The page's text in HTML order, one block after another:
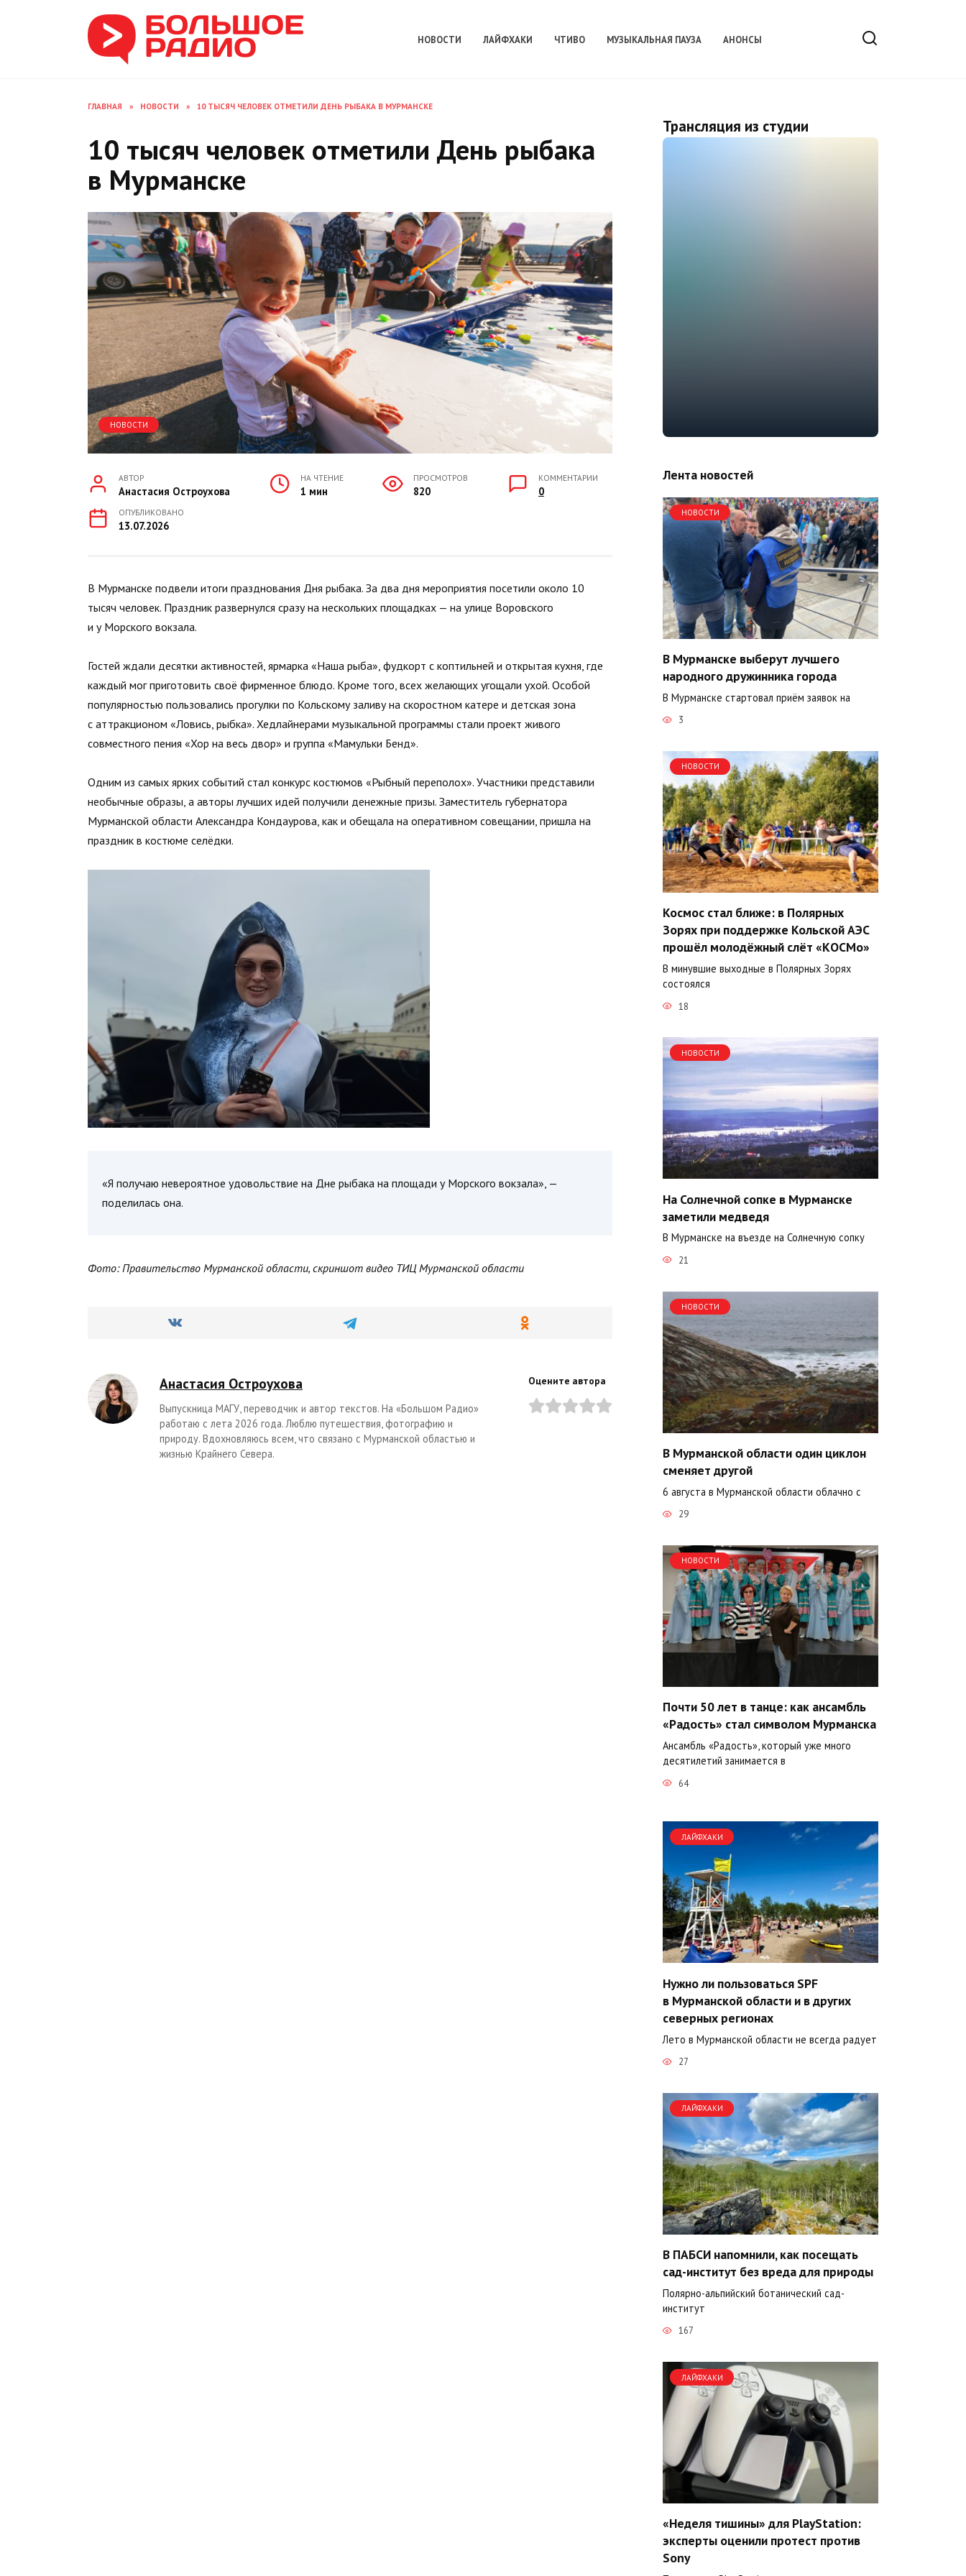
НОВОСТИ ЛАЙФХАКИ ЧТИВО МУЗЫКАЛЬНАЯ ПАУЗА АНОНСЫ
ГЛАВНАЯ » НОВОСТИ » 10 ТЫСЯЧ ЧЕЛОВЕК ОТМЕТИЛИ ДЕНЬ РЫБАКА В МУРМАНСКЕ
10 тысяч человек отметили День рыбака
в Мурманске
НОВОСТИ
АВТОР
Анастасия Остроухова
НА ЧТЕНИЕ
1 мин
ПРОСМОТРОВ
820
КОММЕНТАРИИ
0
ОПУБЛИКОВАНО
13.07.2026
В Мурманске подвели итоги празднования Дня рыбака. За два дня мероприятия посетили около 10
тысяч человек. Праздник развернулся сразу на нескольких площадках — на улице Воровского
и у Морского вокзала.
Гостей ждали десятки активностей, ярмарка «Наша рыба», фудкорт с коптильней и открытая кухня, где
каждый мог приготовить своё фирменное блюдо. Кроме того, всех желающих угощали ухой. Особой
популярностью пользовались прогулки по Кольскому заливу на скоростном катере и детская зона
с аттракционом «Ловись, рыбка». Хедлайнерами музыкальной программы стали проект живого
совместного пения «Хор на весь двор» и группа «Мамульки Бенд».
Одним из самых ярких событий стал конкурс костюмов «Рыбный переполох». Участники представили
необычные образы, а авторы лучших идей получили денежные призы. Заместитель губернатора
Мурманской области Александра Кондаурова, как и обещала на оперативном совещании, пришла на
праздник в костюме селёдки.
«Я получаю невероятное удовольствие на Дне рыбака на площади у Морского вокзала», —
поделилась она.
Фото: Правительство Мурманской области, скриншот видео ТИЦ Мурманской области
Анастасия Остроухова
Выпускница МАГУ, переводчик и автор текстов. На «Большом Радио»
работаю с лета 2026 года. Люблю путешествия, фотографию и
природу. Вдохновляюсь всем, что связано с Мурманской областью и
жизнью Крайнего Севера.
Оцените автора
Трансляция из студии
Лента новостей
НОВОСТИ
В Мурманске выберут лучшего
народного дружинника города
В Мурманске стартовал приём заявок на
3
НОВОСТИ
Космос стал ближе: в Полярных
Зорях при поддержке Кольской АЭС
прошёл молодёжный слёт «КОСМо»
В минувшие выходные в Полярных Зорях
состоялся
18
НОВОСТИ
На Солнечной сопке в Мурманске
заметили медведя
В Мурманске на въезде на Солнечную сопку
21
НОВОСТИ
В Мурманской области один циклон
сменяет другой
6 августа в Мурманской области облачно с
29
НОВОСТИ
Почти 50 лет в танце: как ансамбль
«Радость» стал символом Мурманска
Ансамбль «Радость», который уже много
десятилетий занимается в
64
ЛАЙФХАКИ
Нужно ли пользоваться SPF
в Мурманской области и в других
северных регионах
Лето в Мурманской области не всегда радует
27
ЛАЙФХАКИ
В ПАБСИ напомнили, как посещать
сад-институт без вреда для природы
Полярно-альпийский ботанический сад-
институт
167
ЛАЙФХАКИ
«Неделя тишины» для PlayStation:
эксперты оценили протест против
Sony